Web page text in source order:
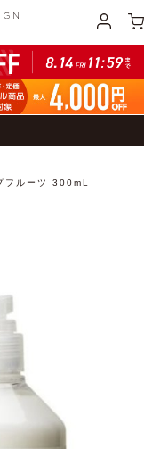
フルーツ 300mL
らかい肌を保つ リ
ルーツ
ショングレー